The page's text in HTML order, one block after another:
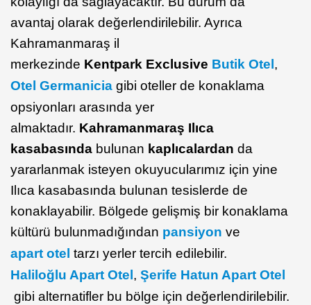
avantaj olarak değerlendirilebilir. Ayrıca
Kahramanmaraş il
merkezinde Kentpark Exclusive Butik Otel ,
Otel Germanicia gibi oteller de konaklama
opsiyonları arasında yer
almaktadır. Kahramanmaraş Ilıca
kasabasında bulunan kaplıcalardan da
yararlanmak isteyen okuyucularımız için yine
Ilıca kasabasında bulunan tesislerde de
konaklayabilir. Bölgede gelişmiş bir konaklama
kültürü bulunmadığından pansiyon ve
apart otel tarzı yerler tercih edilebilir.
Haliloğlu Apart Otel , Şerife Hatun Apart Otel
gibi alternatifler bu bölge için değerlendirilebilir.